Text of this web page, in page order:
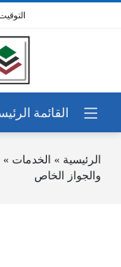
الرئيسية » الخدمات »
والجواز الخاص